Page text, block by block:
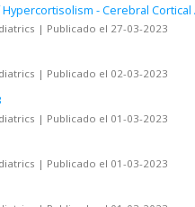
- Cerebral
Publicado el 27-03-2023
Publicado el 02-03-2023
Publicado el 01-03-2023
Publicado el 01-03-2023